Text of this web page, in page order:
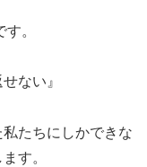
。
ない』
たちにしかできな
す。